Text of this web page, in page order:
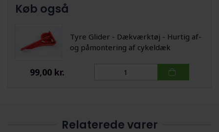
Køb også
Tyre Glider - Dækværktøj - Hurtig af-
og påmontering af cykeldæk
99,00 kr.
Relaterede varer